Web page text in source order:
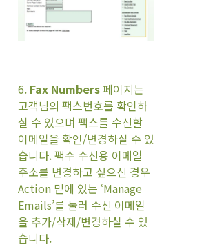
6. Fax Numbers페이지는
고객님의 팩스번호를 확인하
실 수 있으며 팩스를 수신할
이메일을 확인/변경하실 수 있
습니다. 팩수 수신용 이메일
주소를 변경하고 싶으신 경우
Action 밑에 있는 ‘Manage
Emails’를 눌러 수신 이메일
을 추가/삭제/변경하실 수 있
습니다.